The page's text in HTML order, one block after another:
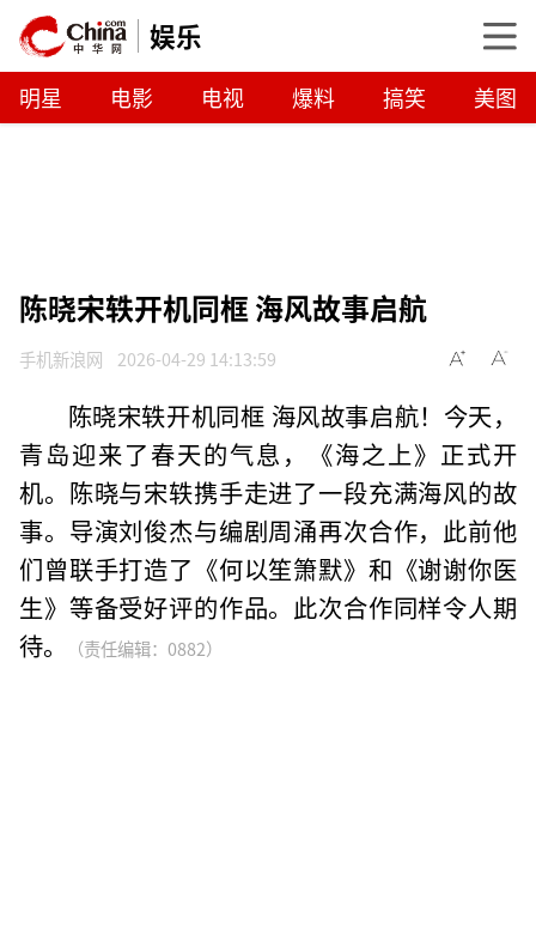
娱乐
明星 电影 电视 爆料 搞笑 美图
陈晓宋轶开机同框 海风故事启航
手机新浪网 2026-04-29 14:13:59
陈晓宋轶开机同框 海风故事启航！今天，
青岛迎来了春天的气息，《海之上》正式开
机。陈晓与宋轶携手走进了一段充满海风的故
事。导演刘俊杰与编剧周涌再次合作，此前他
们曾联手打造了《何以笙箫默》和《谢谢你医
生》等备受好评的作品。此次合作同样令人期
待。
（责任编辑：0882）